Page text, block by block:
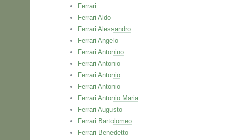
Ferrari
Ferrari Aldo
Ferrari Alessandro
Ferrari Angelo
Ferrari Antonino
Ferrari Antonio
Ferrari Antonio
Ferrari Antonio
Ferrari Antonio Maria
Ferrari Augusto
Ferrari Bartolomeo
Ferrari Benedetto